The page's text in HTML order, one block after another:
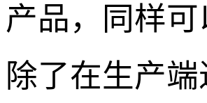
产品，同样
除了在生产